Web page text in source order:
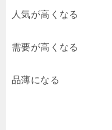
人気が高くなる
需要が高くなる
品薄になる